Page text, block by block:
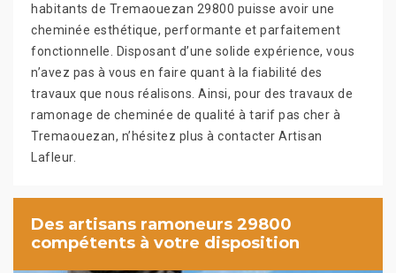
habitants de Tremaouezan 29800 puisse avoir une
cheminée esthétique, performante et parfaitement
fonctionnelle. Disposant d’une solide expérience, vous
n’avez pas à vous en faire quant à la fiabilité des
travaux que nous réalisons. Ainsi, pour des travaux de
ramonage de cheminée de qualité à tarif pas cher à
Tremaouezan, n’hésitez plus à contacter Artisan
Lafleur.
Des artisans ramoneurs 29800
compétents à votre disposition